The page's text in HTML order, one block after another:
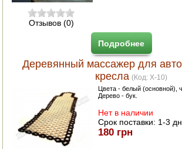
Отзывов (0)
Подробнее
Деревянный массажер для
кресла (Код: X-10)
Цвета - белый (основной),
Дерево - бук.
Нет в наличии
Срок поставки: 1-3
180 грн